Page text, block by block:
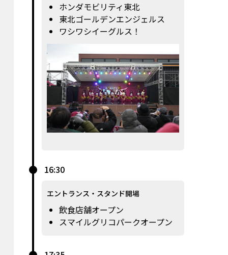
ホンダモビリティ東北
東北ゴールデンエンジェルス
ワシワシイーグルス！
16:30
エントランス・スタンド開場
飲食店舗オープン
スマイルグリコパークオープン